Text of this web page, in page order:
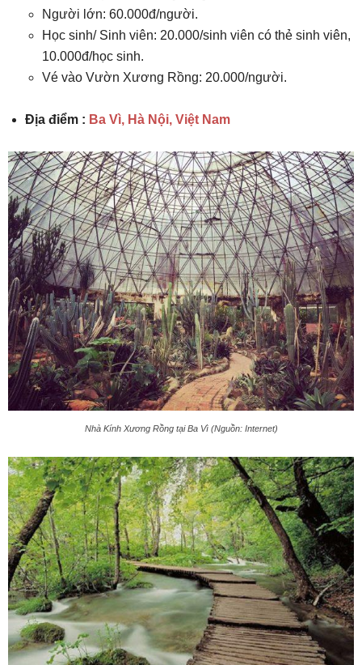
Người lớn: 60.000đ/người.
Học sinh/ Sinh viên: 20.000/sinh viên có thẻ sinh viên,
10.000đ/học sinh.
Vé vào Vườn Xương Rồng: 20.000/người.
Địa điểm : Ba Vì, Hà Nội, Việt Nam
Nhà Kính Xương Rồng tại Ba Vì (Nguồn: Internet)